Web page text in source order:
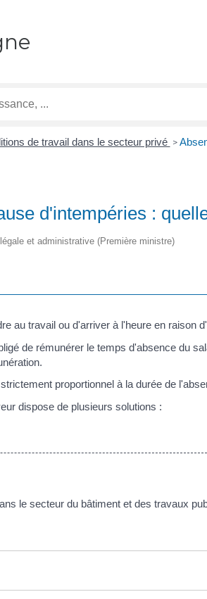
de travail dans le secteur privé >
d'intempéries :
et administrative (Première ministre)
au travail ou d'arriver à l'heure en raison
de rémunérer le temps d'absence du
proportionnel à la durée de
dispose de plusieurs solutions :
le secteur du bâtiment et des travaux